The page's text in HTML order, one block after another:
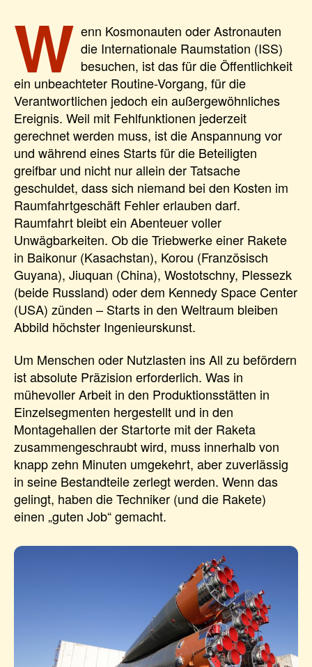
W enn Kosmonauten oder Astronauten
die Internationale Raumstation (ISS)
besuchen, ist das für die Öffentlichkeit
ein unbeachteter Routine-Vorgang, für die
Verantwortlichen jedoch ein außergewöhnliches
Ereignis. Weil mit Fehlfunktionen jederzeit
gerechnet werden muss, ist die Anspannung vor
und während eines Starts für die Beteiligten
greifbar und nicht nur allein der Tatsache
geschuldet, dass sich niemand bei den Kosten im
Raumfahrtgeschäft Fehler erlauben darf.
Raumfahrt bleibt ein Abenteuer voller
Unwägbarkeiten. Ob die Triebwerke einer Rakete
in Baikonur (Kasachstan), Korou (Französisch
Guyana), Jiuquan (China), Wostotschny, Plessezk
(beide Russland) oder dem Kennedy Space Center
(USA) zünden – Starts in den Weltraum bleiben
Abbild höchster Ingenieurskunst.
Um Menschen oder Nutzlasten ins All zu befördern
ist absolute Präzision erforderlich. Was in
mühevoller Arbeit in den Produktionsstätten in
Einzelsegmenten hergestellt und in den
Montagehallen der Startorte mit der Raketa
zusammengeschraubt wird, muss innerhalb von
knapp zehn Minuten umgekehrt, aber zuverlässig
in seine Bestandteile zerlegt werden. Wenn das
gelingt, haben die Techniker (und die Rakete)
einen „guten Job“ gemacht.